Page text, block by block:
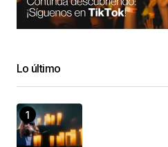
Lo último